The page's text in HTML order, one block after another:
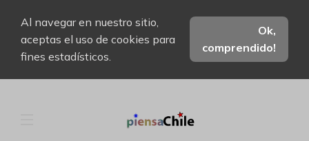
Al navegar en nuestro sitio,
aceptas el uso de cookies para
fines estadísticos.
Ok,
comprendido!